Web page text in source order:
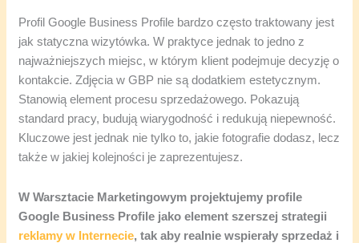
Profil Google Business Profile bardzo często traktowany jest
jak statyczna wizytówka. W praktyce jednak to jedno z
najważniejszych miejsc, w którym klient podejmuje decyzję o
kontakcie. Zdjęcia w GBP nie są dodatkiem estetycznym.
Stanowią element procesu sprzedażowego. Pokazują
standard pracy, budują wiarygodność i redukują niepewność.
Kluczowe jest jednak nie tylko to, jakie fotografie dodasz, lecz
także w jakiej kolejności je zaprezentujesz.
W Warsztacie Marketingowym projektujemy profile
Google Business Profile jako element szerszej strategii
reklamy w Internecie, tak aby realnie wspierały sprzedaż i